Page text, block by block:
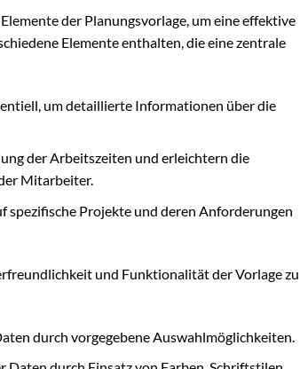
der Planungsvorlage, um eine effektive
Elemente enthalten, die eine zentrale
um detaillierte Informationen über die
der Arbeitszeiten und erleichtern die
Mitarbeiter.
spezifische Projekte und deren Anforderungen
und Funktionalität der Vorlage zu
durch vorgegebene Auswahlmöglichkeiten.